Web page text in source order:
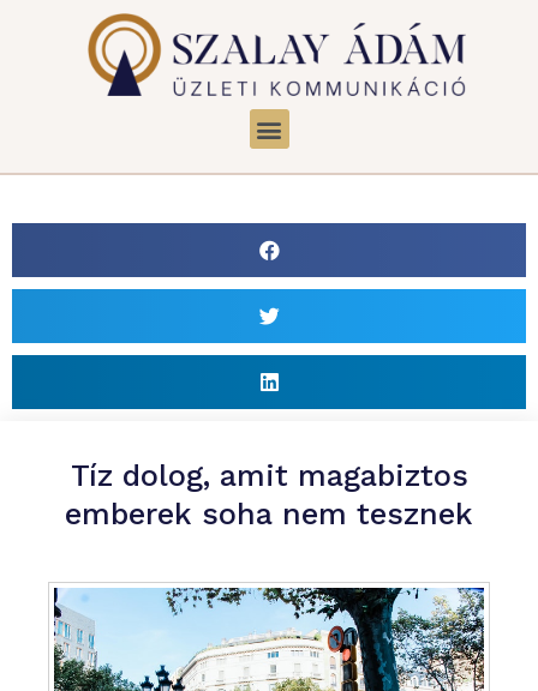
Tíz dolog, amit magabiztos
emberek soha nem tesznek